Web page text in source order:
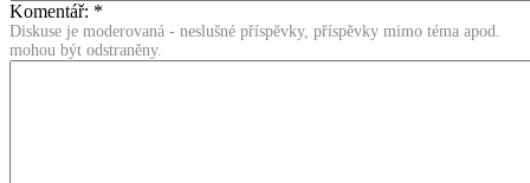
Komentář: *
Diskuse je moderovaná - neslušné příspěvky, příspěvky mimo téma apod.
mohou být odstraněny.